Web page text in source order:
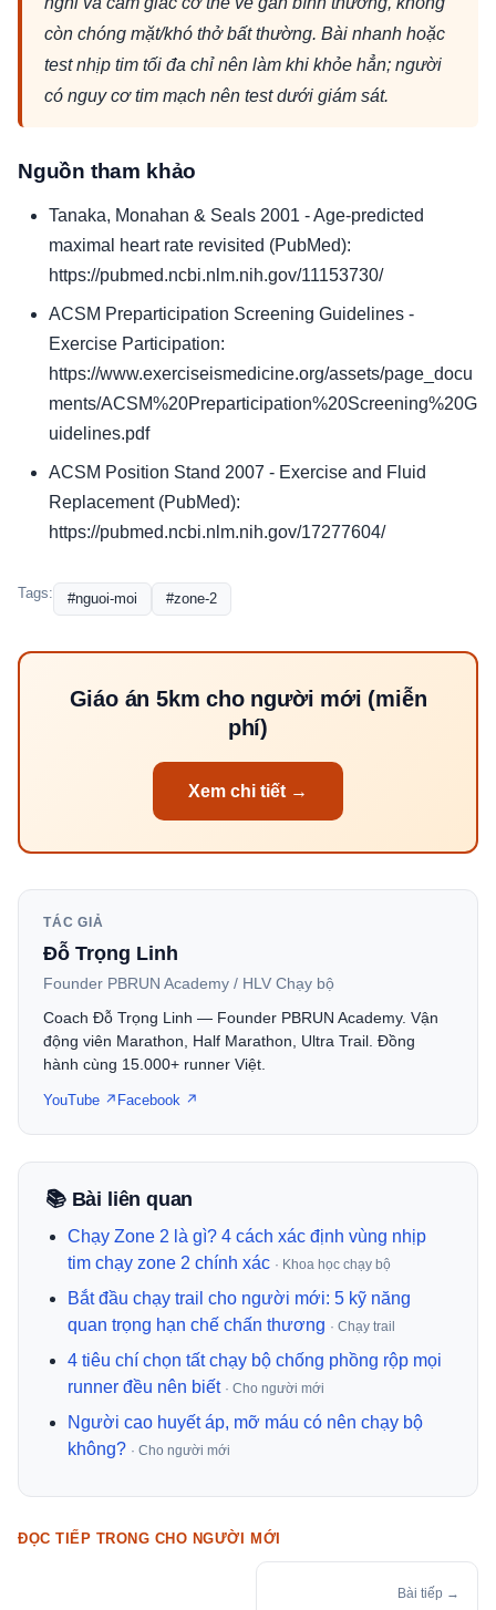
còn chóng mặt/khó thở bất thường. Bài nhanh hoặc
test nhịp tim tối đa chỉ nên làm khi khỏe hẳn; người
có nguy cơ tim mạch nên test dưới giám sát.
Nguồn tham khảo
Tanaka, Monahan & Seals 2001 - Age-predicted
maximal heart rate revisited (PubMed):
https://pubmed.ncbi.nlm.nih.gov/11153730/
ACSM Preparticipation Screening Guidelines -
Exercise Participation:
https://www.exerciseismedicine.org/assets/page_docu
ments/ACSM%20Preparticipation%20Screening%20G
uidelines.pdf
ACSM Position Stand 2007 - Exercise and Fluid
Replacement (PubMed):
https://pubmed.ncbi.nlm.nih.gov/17277604/
Tags: #nguoi-moi #zone-2
Giáo án 5km cho người mới (miễn
phí)
Xem chi tiết →
TÁC GIẢ
Đỗ Trọng Linh
Founder PBRUN Academy / HLV Chạy bộ
Coach Đỗ Trọng Linh — Founder PBRUN Academy. Vận
động viên Marathon, Half Marathon, Ultra Trail. Đồng
hành cùng 15.000+ runner Việt.
YouTube ↗ Facebook ↗
📚 Bài liên quan
Chạy Zone 2 là gì? 4 cách xác định vùng nhịp
tim chạy zone 2 chính xác · Khoa học chạy bộ
Bắt đầu chạy trail cho người mới: 5 kỹ năng
quan trọng hạn chế chấn thương · Chạy trail
4 tiêu chí chọn tất chạy bộ chống phồng rộp mọi
runner đều nên biết · Cho người mới
Người cao huyết áp, mỡ máu có nên chạy bộ
không? · Cho người mới
ĐỌC TIẾP TRONG CHO NGƯỜI MỚI
Bài tiếp →